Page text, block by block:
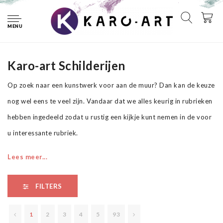
MENU
Schilderijen
Schilderijen
Karo-art Schilderijen
Op zoek naar een kunstwerk voor aan de muur? Dan kan de keuze
nog wel eens te veel zijn. Vandaar dat we alles keurig in rubrieken
hebben ingedeeld zodat u rustig een kijkje kunt nemen in de voor
u interessante rubriek.
Fotografie is erg populair. Een mooie foto boven de bank doet
natuurlijk niet weg te denken bij een compleet interieur. Eigenlijk
wij een uitgebreid assortiment hebben.
Lees meer...
FILTERS
1 2 3 4 5 93